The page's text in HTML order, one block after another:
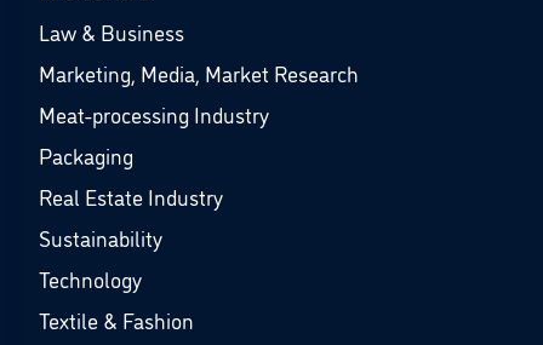
Law & Business
Marketing, Media, Market Research
Meat-processing Industry
Packaging
Real Estate Industry
Sustainability
Technology
Textile & Fashion